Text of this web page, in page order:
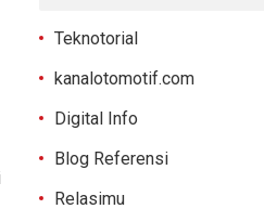
Teknotorial
kanalotomotif.com
Digital Info
Blog Referensi
Relasimu